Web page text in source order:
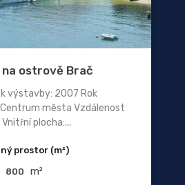
ostrově Brač
výstavby: 2007 Rok
města Vzdálenost
plocha:...
prostor (m²)
800 m²